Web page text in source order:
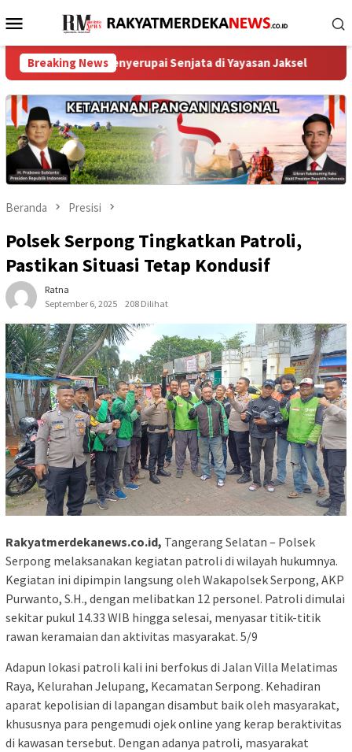
ke
Menu
Mobile
Breaking News
Menyerupai Senjata di Yayasan Jaksel Menteri
Beranda Presisi
Polsek Serpong Tingkatkan Patroli,
Pastikan Situasi Tetap Kondusif
Ratna
September 6, 2025
208 Dilihat
Rakyatmerdekanews.co.id, Tangerang Selatan – Polsek
Serpong melaksanakan kegiatan patroli di wilayah hukumnya.
Kegiatan ini dipimpin langsung oleh Wakapolsek Serpong, AKP
Purwanto, S.H., dengan melibatkan 12 personel. Patroli dimulai
sekitar pukul 14.33 WIB hingga selesai, menyasar titik-titik
rawan keramaian dan aktivitas masyarakat. 5/9
Adapun lokasi patroli kali ini berfokus di Jalan Villa Melatimas
Raya, Kelurahan Jelupang, Kecamatan Serpong. Kehadiran
aparat kepolisian di lapangan disambut baik oleh masyarakat,
khususnya para pengemudi ojek online yang kerap beraktivitas
di kawasan tersebut. Dengan adanya patroli, masyarakat